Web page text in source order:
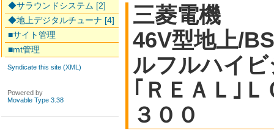
三菱電機
46V型地上/
ルフルハイ
｢ＲＥＡＬ｣
３００
◆サラウンドシステム [2]
◆地上デジタルチューナ [4]
■サイト管理
■mt管理
Syndicate this site (XML)
Powered by
Movable Type 3.38